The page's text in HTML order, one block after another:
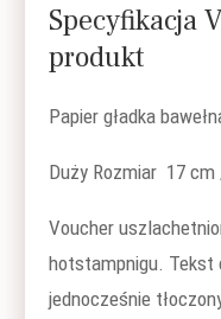
Specyfikacja
produkt
Papier gładka
Duży Rozmiar 17 cm
Voucher
hotstampnigu. Tekst
jednocześnie